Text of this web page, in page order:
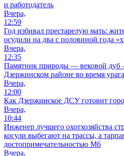
и работодатель
Вчера,
12:59
Год избивал престарелую мать:
осудили на два с половиной года
Вчера,
12:35
Памятник природы — вековой дуб
Дзержинском районе во время
Вчера,
12:00
Как Дзержинское ДСУ готовит
Вчера,
10:44
Инженер лучшего охотхозяйства
косули выбегают на трассы, а
достопримечательностью М6
Вчера,